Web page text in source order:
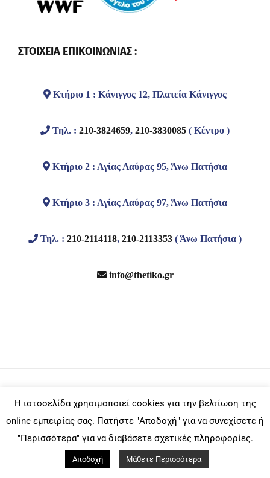
ΣΤΟΙΧΕΙΑ ΕΠΙΚΟΙΝΩΝΙΑΣ :
Κτήριο 1 : Κάνιγγος 12, Πλατεία Κάνιγγος
Τηλ. : 210-3824659, 210-3830085 ( Κέντρο )
Κτήριο 2 : Αγίας Λαύρας 95, Άνω Πατήσια
Κτήριο 3 : Αγίας Λαύρας 97, Άνω Πατήσια
Τηλ. : 210-2114118, 210-2113353 ( Άνω Πατήσια )
info@thetiko.gr
Facebook Instagram
Η ιστοσελίδα χρησιμοποιεί cookies για την βελτίωση της
online εμπειρίας σας. Πατήστε "Αποδοχή" για να συνεχίσετε ή
"Περισσότερα" για να διαβάσετε σχετικές πληροφορίες.
Αποδοχή Μάθετε Περισσότερα